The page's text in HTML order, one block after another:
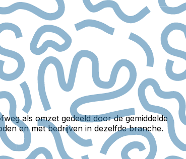
als omzet gedeeld door de gemiddelde
en met bedrijven in dezelfde branche.